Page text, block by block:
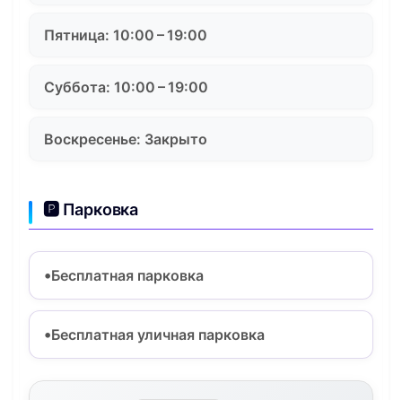
Пятница: 10:00 – 19:00
Суббота: 10:00 – 19:00
Воскресенье: Закрыто
🅿️ Парковка
Бесплатная парковка
Бесплатная уличная парковка